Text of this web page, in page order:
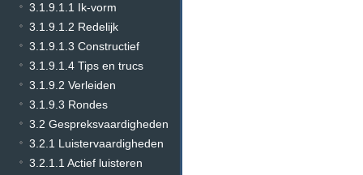
3.1.9.1.1 Ik-vorm
3.1.9.1.2 Redelijk
3.1.9.1.3 Constructief
3.1.9.1.4 Tips en trucs
3.1.9.2 Verleiden
3.1.9.3 Rondes
3.2 Gespreksvaardigheden
3.2.1 Luistervaardigheden
3.2.1.1 Actief luisteren